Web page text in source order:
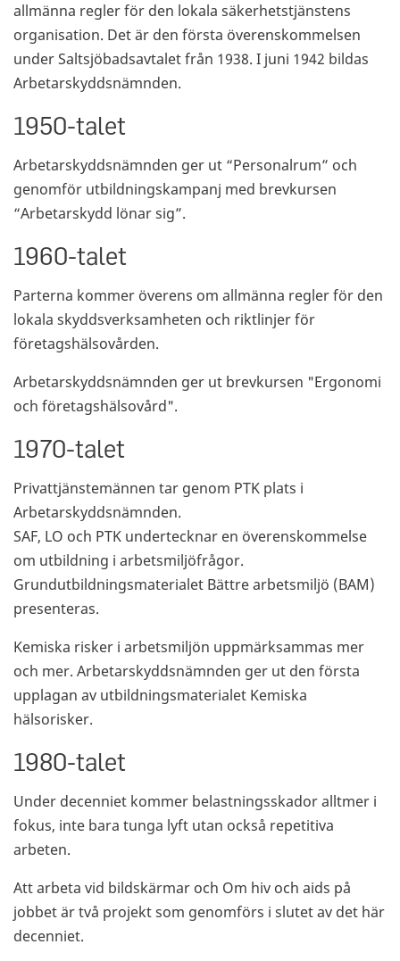
allmänna regler för den lokala säkerhetstjänstens
organisation. Det är den första överenskommelsen
under Saltsjöbadsavtalet från 1938. I juni 1942 bildas
Arbetarskyddsnämnden.
1950-talet
Arbetarskyddsnämnden ger ut “Personalrum” och
genomför utbildningskampanj med brevkursen
“Arbetarskydd lönar sig”.
1960-talet
Parterna kommer överens om allmänna regler för den
lokala skyddsverksamheten och riktlinjer för
företagshälsovården.
Arbetarskyddsnämnden ger ut brevkursen "Ergonomi
och företagshälsovård".
1970-talet
Privattjänstemännen tar genom PTK plats i
Arbetarskyddsnämnden.
SAF, LO och PTK undertecknar en överenskommelse
om utbildning i arbetsmiljöfrågor.
Grundutbildningsmaterialet Bättre arbetsmiljö (BAM)
presenteras.
Kemiska risker i arbetsmiljön uppmärksammas mer
och mer. Arbetarskyddsnämnden ger ut den första
upplagan av utbildningsmaterialet Kemiska
hälsorisker.
1980-talet
Under decenniet kommer belastningsskador alltmer i
fokus, inte bara tunga lyft utan också repetitiva
arbeten.
Att arbeta vid bildskärmar och Om hiv och aids på
jobbet är två projekt som genomförs i slutet av det här
decenniet.